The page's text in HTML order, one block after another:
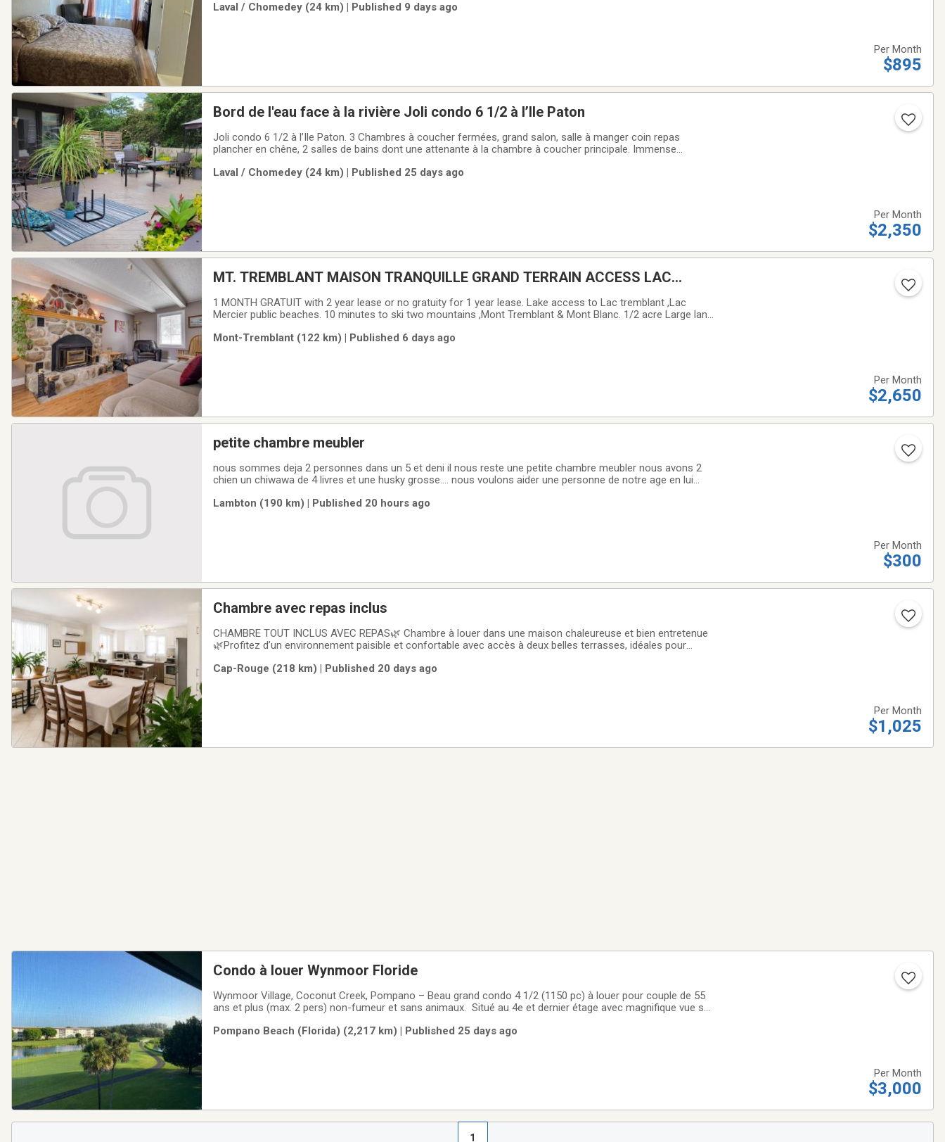
À proximité de tous les
Laval / Chomedey (24 km) | Published 9 days ago
Per Month
$895
Bord de l'eau face à la rivière Joli condo 6 1/2 à l’Ile Paton
Joli condo 6 1/2 à l’Ile Paton. 3 Chambres à coucher fermées, grand salon, salle à manger coin repas
plancher en chêne, 2 salles de bains dont une attenante à la chambre à coucher principale. Immense
cours de tennis, et un grand jardin.
Laval / Chomedey (24 km) | Published 25 days ago
Per Month
$2,350
MT. TREMBLANT MAISON TRANQUILLE GRAND TERRAIN ACCESS LAC
1 MONTH GRATUIT with 2 year lease or no gratuity for 1 year lease. Lake access to Lac tremblant ,Lac
Mercier public beaches. 10 minutes to ski two mountains ,Mont Tremblant & Mont Blanc. 1/2 acre Large land
Sac . Heating, snow
Mont-Tremblant (122 km) | Published 6 days ago
Per Month
$2,650
petite chambre meubler
nous sommes deja 2 personnes dans un 5 et deni il nous reste une petite chambre meubler nous avons 2
chien un chiwawa de 4 livres et une husky grosse.... nous voulons aider une personne de notre age en lui
loyert tout est compris sauf la
Lambton (190 km) | Published 20 hours ago
Per Month
$300
Chambre avec repas inclus
CHAMBRE TOUT INCLUS AVEC REPAS🌿 Chambre à louer dans une maison chaleureuse et bien entretenue
🌿Profitez d’un environnement paisible et confortable avec accès à deux belles terrasses, idéales pour
propre, accueillante et bien entretenueNous
Cap-Rouge (218 km) | Published 20 days ago
Per Month
$1,025
Condo à louer Wynmoor Floride
Wynmoor Village, Coconut Creek, Pompano – Beau grand condo 4 1/2 (1150 pc) à louer pour couple de 55
ans et plus (max. 2 pers) non-fumeur et sans animaux. Situé au 4e et dernier étage avec magnifique vue sur
mois (inclut électricité,
Pompano Beach (Florida) (2,217 km) | Published 25 days ago
Per Month
$3,000
1